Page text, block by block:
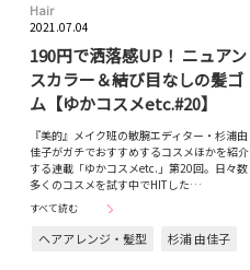
Hair
2021.07.04
190円で洒落感UP！ ニュアン
スカラー＆結び目なしの髪ゴ
ム【ゆかコスメetc.#20】
『美的』メイク班の敏腕エディター・杉浦由
佳子がガチでおすすめするコスメほかを紹介
する連載「ゆかコスメetc.」第20回。日々数
多くのコスメを試す中でHITした…
すべて読む
ヘアアレンジ・髪型 杉浦 由佳子